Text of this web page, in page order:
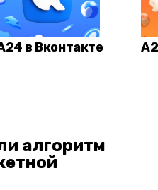
в Вконтакте
алгоритм